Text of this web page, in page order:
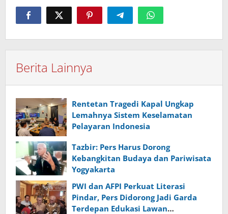
Berita Lainnya
Rentetan Tragedi Kapal Ungkap
Lemahnya Sistem Keselamatan
Pelayaran Indonesia
Tazbir: Pers Harus Dorong
Kebangkitan Budaya dan Pariwisata
Yogyakarta
PWI dan AFPI Perkuat Literasi
Pindar, Pers Didorong Jadi Garda
Terdepan Edukasi Lawan